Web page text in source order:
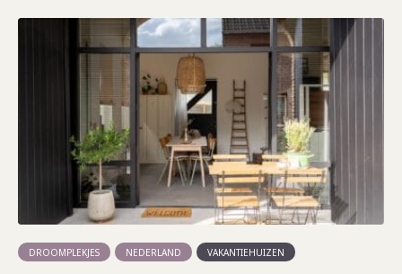
DROOMPLEKJES NEDERLAND VAKANTIEHUIZEN